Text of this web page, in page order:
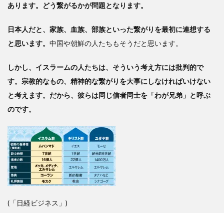
教には、
いない
人も宗教
食べるな
かれ」
4
日
は無
闇に
同調
しよ
うと
する
あります。どう繋がるかが問題となります。
日本人だと、家族、血族、部族といった繋がりを最初に連想する
と思います。 中国や朝鮮の人たちもそうだと思います。
しかし、イスラームの人たちは、そういう考え方には批判的で
す。宗教的なもの、精神的な繋がりを大事にしなければいけない
と考えます。だから、彼らは同じ信者同士を「わが兄弟」と呼ぶ
のです。
(「日経ビジネス」)